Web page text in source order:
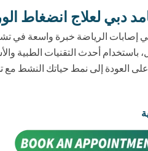
دبي لعلاج انضغاط
في إصابات الرياضة خبرة واسعة في
باستخدام أحدث التقنيات الطبية
العودة إلى نمط حياتك النشط مع